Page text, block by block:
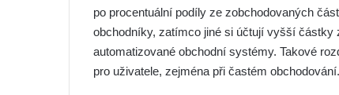
po procentuální podíly ze zobchodovaných
obchodníky, zatímco jiné si účtují vyšší částky
automatizované obchodní systémy. Takové
pro uživatele, zejména při častém obchodování.